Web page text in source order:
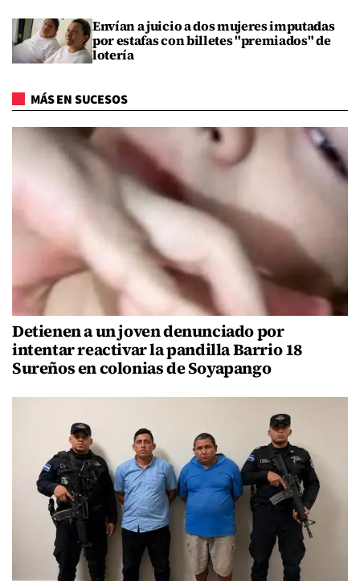
Envían a juicio a dos mujeres imputadas
por estafas con billetes "premiados" de
lotería
MÁS EN SUCESOS
Detienen a un joven denunciado por
intentar reactivar la pandilla Barrio 18
Sureños en colonias de Soyapango